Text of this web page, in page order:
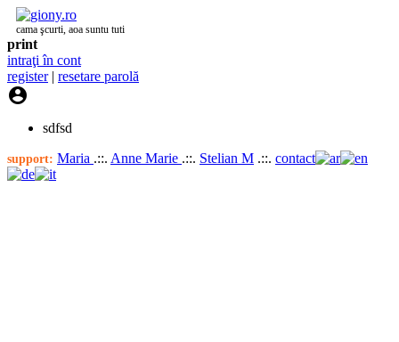
cama şcurti, aoa suntu tuti
print
intraţi în cont
register| resetare parolă

sdfsd
support: Maria .::. Anne Marie .::. Stelian M .::. contact